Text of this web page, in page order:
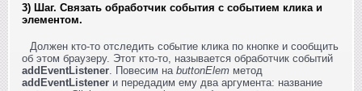
3) Шаг. Связать обработчик события с событием клика и
элементом.
Должен кто-то отследить событие клика по кнопке и сообщить
об этом браузеру. Этот кто-то, называется обработчик событий
addEventListener . Повесим на buttonElem метод
addEventListener и передадим ему два аргумента: название